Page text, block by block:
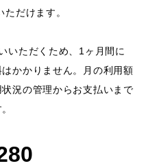
だけます。
いただくため、1ヶ月間に
かかりません。月の利用額
況の管理からお支払いまで